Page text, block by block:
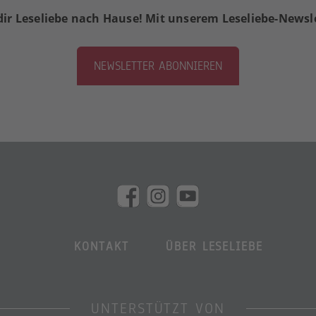
Leseliebe nach Hause! Mit unserem Leseliebe-
NEWSLETTER ABONNIEREN
KONTAKT ÜBER LESELIEBE
UNTERSTÜTZT VON